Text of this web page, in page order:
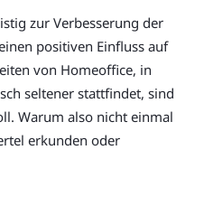
zur Verbesserung der
positiven Einfluss auf
von Homeoffice, in
seltener stattfindet, sind
Warum also nicht einmal
erkunden oder